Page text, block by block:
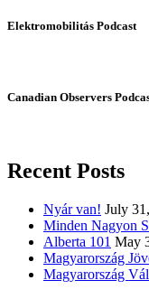
Elektromobilitás Podcast
Canadian Observers
Recent Posts
Nyár van! July
Minden Nagyon
Alberta 101 May
Magyarország
Magyarország